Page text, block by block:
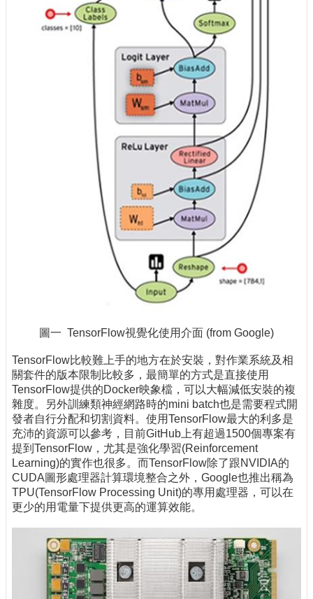
圖一 TensorFlow視覺化使用介面 (from Google)
TensorFlow比較難上手的地方在於安裝，對作業系統及相
關套件的版本限制比較多，最簡單的方式是直接使用
TensorFlow提供的Docker映象檔，可以大幅減低安裝的複
雜度。另外訓練類神經網路時的mini batch也是需要程式開
發者自行分配和切割資料。使用TensorFlow最大的利多是
充沛的資源可以參考，目前GitHub上有超過1500個專案有
提到TensorFlow，尤其是強化學習(Reinforcement
Learning)的實作也很多。而TensorFlow除了跟NVIDIA的
CUDA圖形處理器計算環境整合之外，Google也推出稱為
TPU(TensorFlow Processing Unit)的專用處理器，可以在
更少的用電量下提供更高的運算效能。